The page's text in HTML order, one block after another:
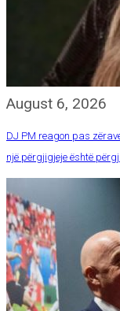
August 6, 2026
DJ PM reagon pas
një përgjigjeje është